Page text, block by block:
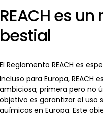
REACH es
bestial
El Reglamento REACH es
Incluso para Europa,
ambiciosa; primera pero no
objetivo es garantizar el uso
químicas en Europa. Este